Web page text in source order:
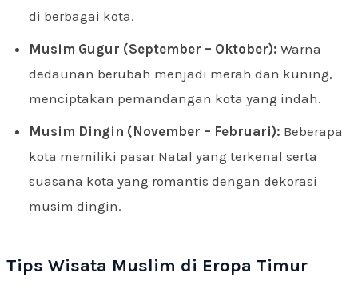
di berbagai kota.
Musim Gugur (September – Oktober): Warna
dedaunan berubah menjadi merah dan kuning,
menciptakan pemandangan kota yang indah.
Musim Dingin (November – Februari): Beberapa
kota memiliki pasar Natal yang terkenal serta
suasana kota yang romantis dengan dekorasi
musim dingin.
Tips Wisata Muslim di Eropa Timur